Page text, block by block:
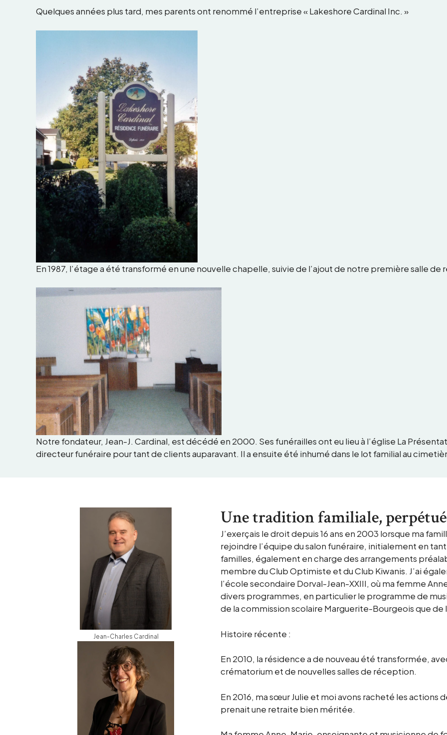
Quelques années plus tard, mes parents ont renommé l’entreprise « Lakeshore Cardinal Inc. »
En 1987, l’étage a été transformé en une nouvelle chapelle, suivie de l’ajout de notre première salle de
Notre fondateur, Jean-J. Cardinal, est décédé en 2000. Ses funérailles ont eu lieu à l’église La
directeur funéraire pour tant de clients auparavant. Il a ensuite été inhumé dans le lot familial au
Jean-Charles Cardinal
Une tradition familiale,
J’exerçais le droit depuis 16 ans en 2003 lorsque ma
rejoindre l’équipe du salon funéraire, initialement en
familles, également en charge des arrangements
membre du Club Optimiste et du Club Kiwanis. J’ai
l’école secondaire Dorval-Jean-XXIII, où ma femme
divers programmes, en particulier le programme de
de la commission scolaire Marguerite-Bourgeois que
Histoire récente :
En 2010, la résidence a de nouveau été transformée,
crématorium et de nouvelles salles de réception.
En 2016, ma sœur Julie et moi avons racheté les actions
prenait une retraite bien méritée.